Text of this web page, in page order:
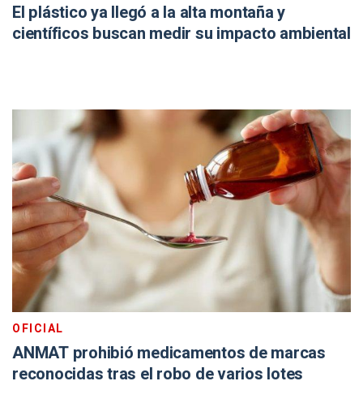
El plástico ya llegó a la alta montaña y
científicos buscan medir su impacto ambiental
OFICIAL
ANMAT prohibió medicamentos de marcas
reconocidas tras el robo de varios lotes